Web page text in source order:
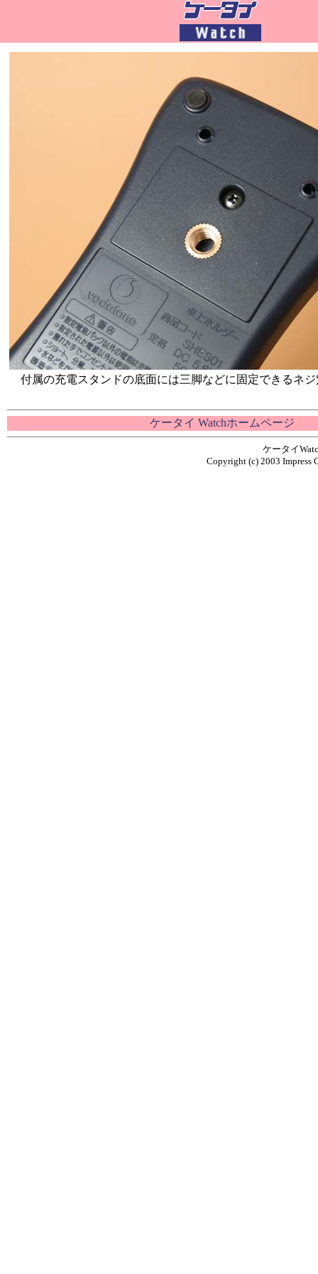
付属の充電スタンドの底面には三脚などに固定できるネ
ケータイ Watchホームページ
ケータイ
Copyright (c) 2003 Impress